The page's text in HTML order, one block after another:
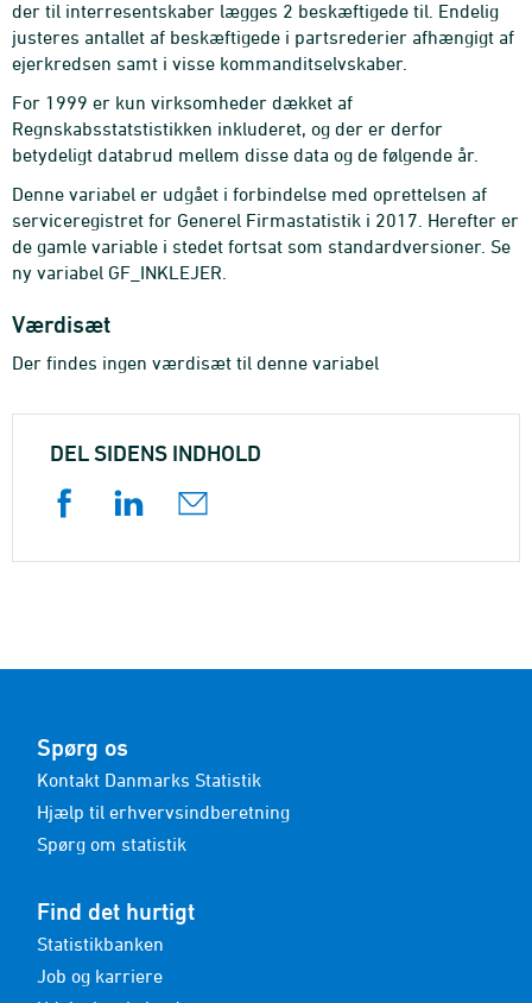
der til interresentskaber lægges 2 beskæftigede til. Endelig
justeres antallet af beskæftigede i partsrederier afhængigt af
ejerkredsen samt i visse kommanditselvskaber.
For 1999 er kun virksomheder dækket af
Regnskabsstatstistikken inkluderet, og der er derfor
betydeligt databrud mellem disse data og de følgende år.
Denne variabel er udgået i forbindelse med oprettelsen af
serviceregistret for Generel Firmastatistik i 2017. Herefter er
de gamle variable i stedet fortsat som standardversioner. Se
ny variabel GF_INKLEJER.
Værdisæt
Der findes ingen værdisæt til denne variabel
DEL SIDENS INDHOLD
Spørg os
Kontakt Danmarks Statistik
Hjælp til erhvervsindberetning
Spørg om statistik
Find det hurtigt
Statistikbanken
Job og karriere